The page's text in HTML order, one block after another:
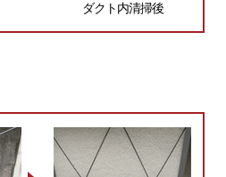
ダクト内清掃後